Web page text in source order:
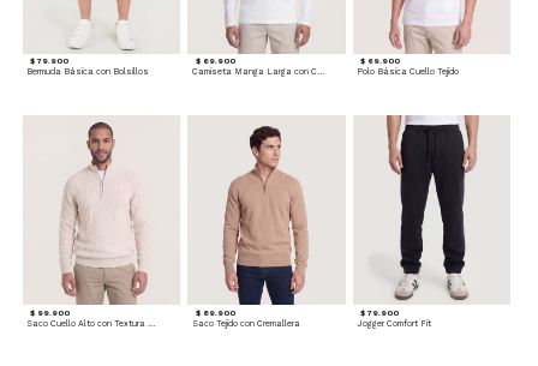
$ 79.900
Bermuda Básica con Bolsillos
$ 69.900
Camiseta Manga Larga con Cuello Henley
$ 69.900
Polo Básica Cuello Tejido
$ 99.900
Saco Cuello Alto con Textura Trenzada
$ 89.900
Saco Tejido con Cremallera
$ 79.900
Jogger Comfort Fit